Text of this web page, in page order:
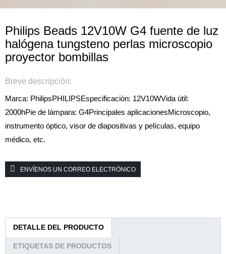
Philips Beads 12V10W G4 fuente de luz
halógena tungsteno perlas microscopio
proyector bombillas
Breve descripción:
Marca: PhilipsPHILIPSEspecificación: 12V10WVida útil:
2000hPie de lámpara: G4Principales aplicacionesMicroscopio,
instrumento óptico, visor de diapositivas y películas, equipo
médico, etc.
ENVÍENOS UN CORREO ELECTRÓNICO
DETALLE DEL PRODUCTO
ETIQUETAS DE PRODUCTOS